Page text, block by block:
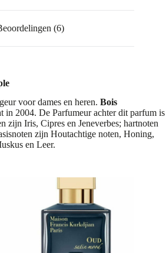
(6)
voor dames en heren. Bois
in 2004. De Parfumeur achter dit parfum is
zijn Iris, Cipres en Jeneverbes; hartnoten
zijn Houtachtige noten, Honing,
en Leer.